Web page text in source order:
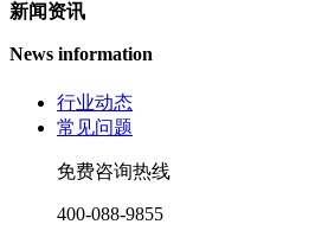
新闻资讯
News information
行业动态
常见问题
免费咨询热线
400-088-9855